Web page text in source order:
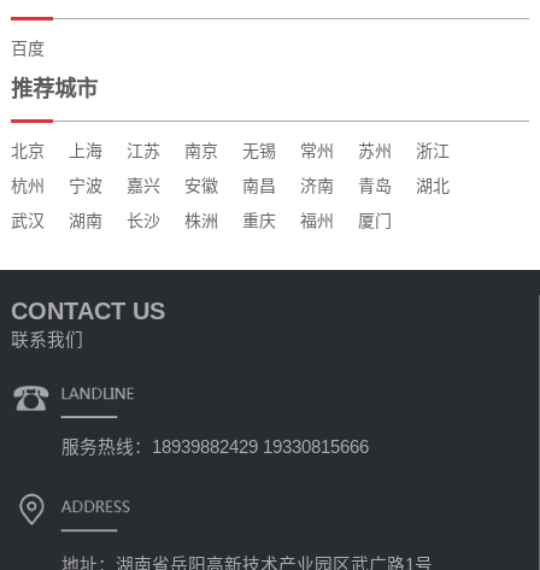
百度
推荐城市
北京 上海 江苏 南京 无锡 常州 苏州
浙江
杭州
宁波 嘉兴 安徽 南昌 济南 青岛
湖北
武汉
湖南 长沙 株洲 重庆 福州 厦门
CONTACT US
联系我们
服务热线：18939882429 19330815666
地址：湖南省岳阳高新技术产业园区武广路1号